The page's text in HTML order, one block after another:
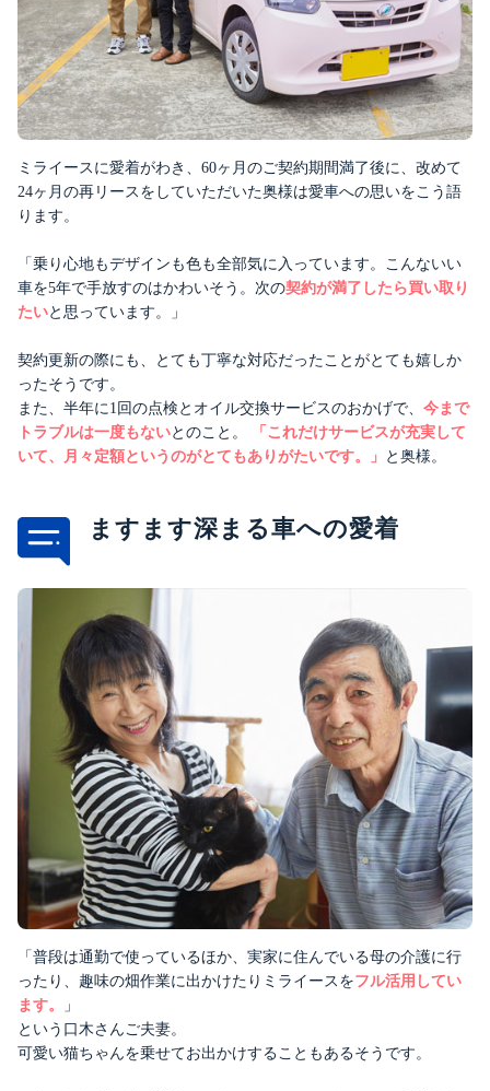
ミライースに愛着がわき、60ヶ月のご契約期間満了後に、改めて
24ヶ月の再リースをしていただいた奥様は愛車への思いをこう語
ります。
「乗り心地もデザインも色も全部気に入っています。こんないい
車を5年で手放すのはかわいそう。次の契約が満了したら買い取り
たいと思っています。」
契約更新の際にも、とても丁寧な対応だったことがとても嬉しか
ったそうです。
また、半年に1回の点検とオイル交換サービスのおかげで、 今まで
トラブルは一度もないとのこと。
「これだけサービスが充実して
いて、月々定額というのがとてもありがたいです。」 と奥様。
ますます深まる車への愛着
「普段は通勤で使っているほか、実家に住んでいる母の介護に行
ったり、趣味の畑作業に出かけたりミライースをフル活用してい
ます。
」
という口木さんご夫妻。
可愛い猫ちゃんを乗せてお出かけすることもあるそうです。